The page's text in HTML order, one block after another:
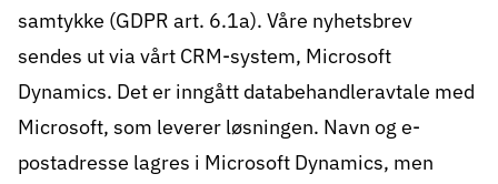
samtykke (GDPR art. 6.1a). Våre nyhetsbrev
sendes ut via vårt CRM-system, Microsoft
Dynamics. Det er inngått databehandleravtale med
Microsoft, som leverer løsningen. Navn og e-
postadresse lagres i Microsoft Dynamics, men